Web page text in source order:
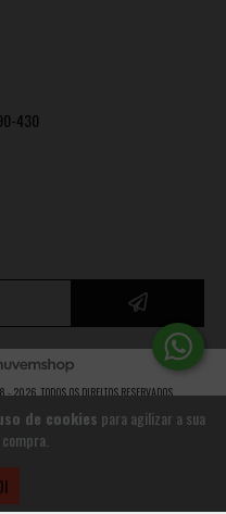
de cookies para agilizar a sua
430
TODOS OS DIREITOS RESERVADOS.